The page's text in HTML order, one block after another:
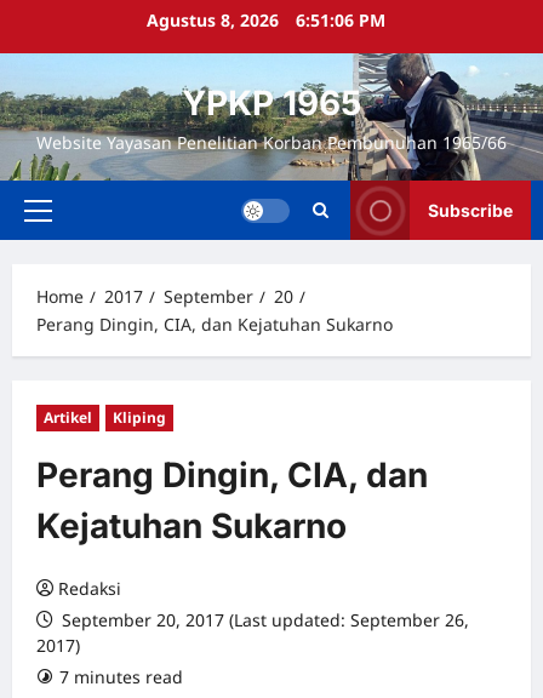
Agustus 8, 2026 6:51:07 PM
YPKP 1965
Website Yayasan Penelitian Korban Pembunuhan 1965/66
Primary
Subscribe
Home 2017 September
20
Perang Dingin, CIA, dan Kejatuhan Sukarno
Artikel Kliping
Perang Dingin, CIA, dan
Kejatuhan Sukarno
Redaksi
September 20, 2017 (Last updated: September 26,
2017)
7 minutes read